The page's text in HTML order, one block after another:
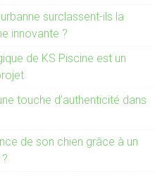
surclassent-ils la
innovante ?
de KS Piscine est un
touche d’authenticité dans
de son chien grâce à un